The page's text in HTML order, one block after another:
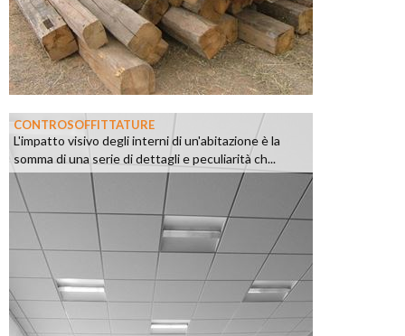
CONTROSOFFITTATURE
L'impatto visivo degli interni di un'abitazione è la
somma di una serie di dettagli e peculiarità ch...